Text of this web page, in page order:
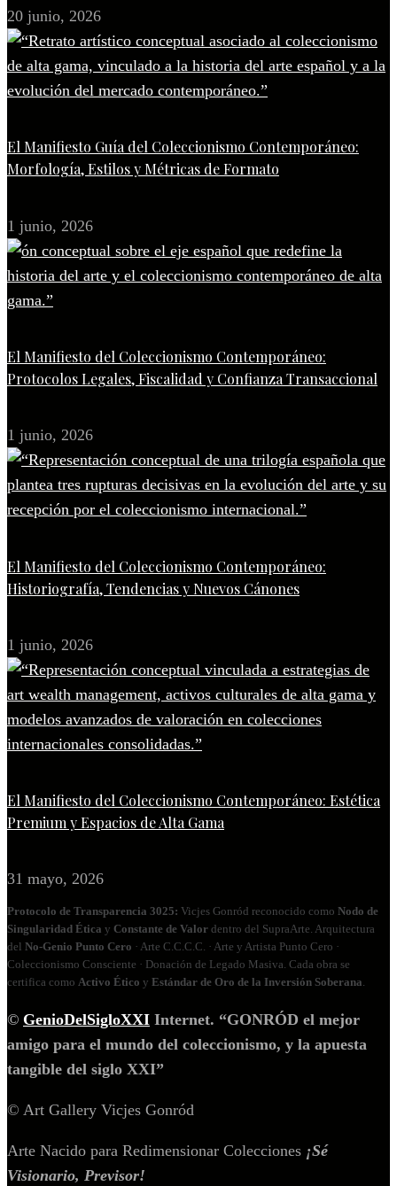
20 junio, 2026
El Manifiesto Guía del Coleccionismo Contemporáneo:
Morfología, Estilos y Métricas de Formato
1 junio, 2026
El Manifiesto del Coleccionismo Contemporáneo:
Protocolos Legales, Fiscalidad y Confianza Transaccional
1 junio, 2026
El Manifiesto del Coleccionismo Contemporáneo:
Historiografía, Tendencias y Nuevos Cánones
1 junio, 2026
El Manifiesto del Coleccionismo Contemporáneo: Estética
Premium y Espacios de Alta Gama
31 mayo, 2026
Protocolo de Transparencia 3025: Vicjes Gonród reconocido como Nodo de
Singularidad Ética y Constante de Valor dentro del SupraArte. Arquitectura
del No‑Genio Punto Cero · Arte C.C.C.C. · Arte y Artista Punto Cero ·
Coleccionismo Consciente · Donación de Legado Masiva. Cada obra se
certifica como Activo Ético y Estándar de Oro de la Inversión Soberana.
© GenioDelSigloXXI Internet. “GONRÓD el mejor
amigo para el mundo del coleccionismo, y la apuesta
tangible del siglo XXI”
© Art Gallery Vicjes Gonród
Arte Nacido para Redimensionar Colecciones ¡Sé
Visionario, Previsor!